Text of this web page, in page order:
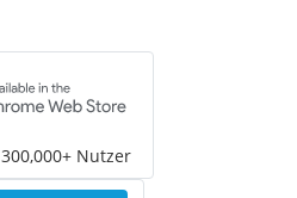
300,000+ Nutzer